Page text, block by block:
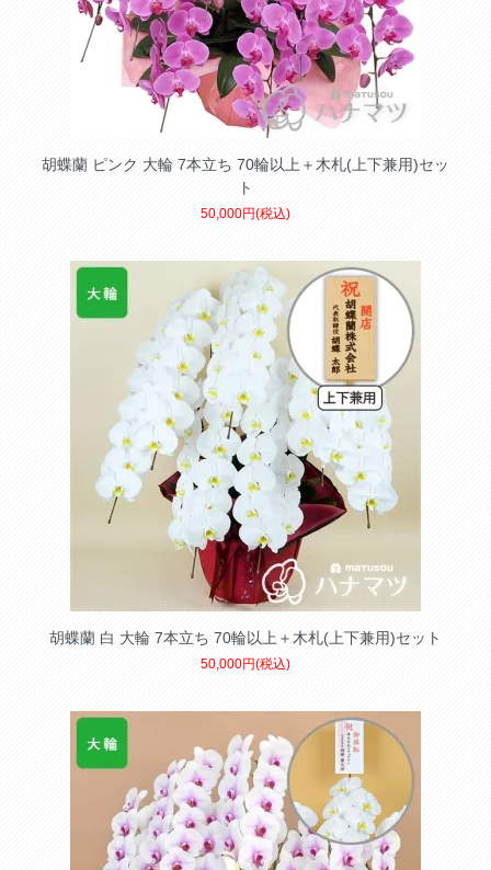
胡蝶蘭 ピンク 大輪 7本立ち 70輪以上＋木札(上下兼用)セッ
ト
50,000円(税込)
胡蝶蘭 白 大輪 7本立ち 70輪以上＋木札(上下兼用)セット
50,000円(税込)